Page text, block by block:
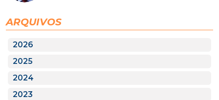
ARQUIVOS
2026
2025
2024
2023